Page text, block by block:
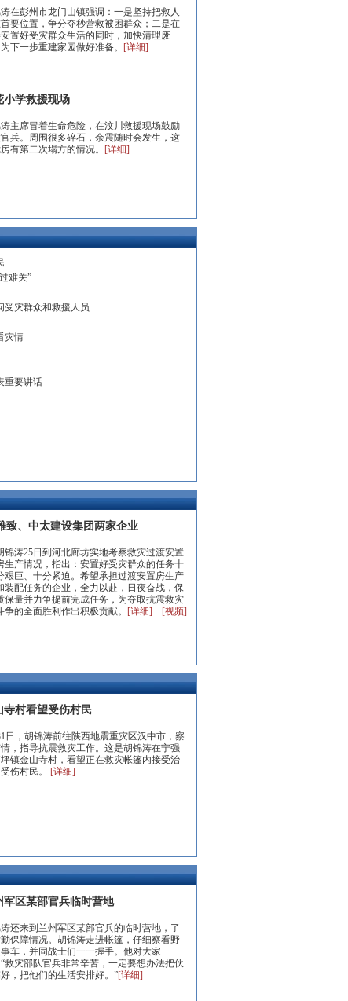
在彭州市龙门山镇强调：一是坚持把救人
要位置，争分夺秒营救被困群众；二是在
置好受灾群众生活的同时，加快清理废
下一步重建家园做好准备。 [详细]
小学救援现场
主席冒着生命危险，在汶川救援现场鼓励
兵。周围很多碎石，余震随时会发生，这
有第二次塌方的情况。 [详细]
难关”
受灾群众和救援人员
灾情
重要讲话
致、中太建设集团两家企业
锦涛25日到河北廊坊实地考察救灾过渡安置
生产情况，指出：安置好受灾群众的任务十
艰巨、十分紧迫。希望承担过渡安置房生产
装配任务的企业，全力以赴，日夜奋战，保
保量并力争提前完成任务，为夺取抗震救灾
争的全面胜利作出积极贡献。 [详细] [视频]
寺村看望受伤村民
日，胡锦涛前往陕西地震重灾区汉中市，察
，指导抗震救灾工作。这是胡锦涛在宁强
镇金山寺村，看望正在救灾帐篷内接受治
伤村民。 [详细]
军区某部官兵临时营地
还来到兰州军区某部官兵的临时营地，了
保障情况。胡锦涛走进帐篷，仔细察看野
车，并同战士们一一握手。他对大家
救灾部队官兵非常辛苦，一定要想办法把伙
，把他们的生活安排好。”[详细]